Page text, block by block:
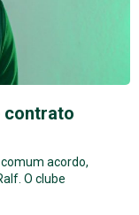
contrato
acordo,
O clube